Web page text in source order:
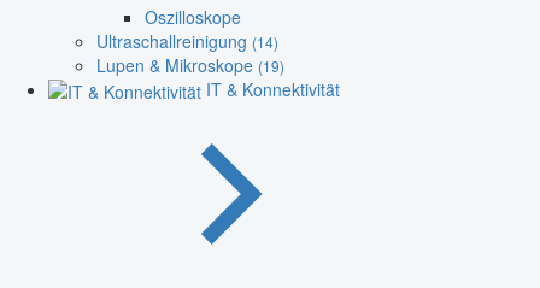
Oszilloskope
Ultraschallreinigung (14)
Lupen & Mikroskope (19)
IT & Konnektivität